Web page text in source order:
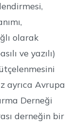
olarak
ve yazılı)
ayrıca Avrupa
Derneği
derneğin bir